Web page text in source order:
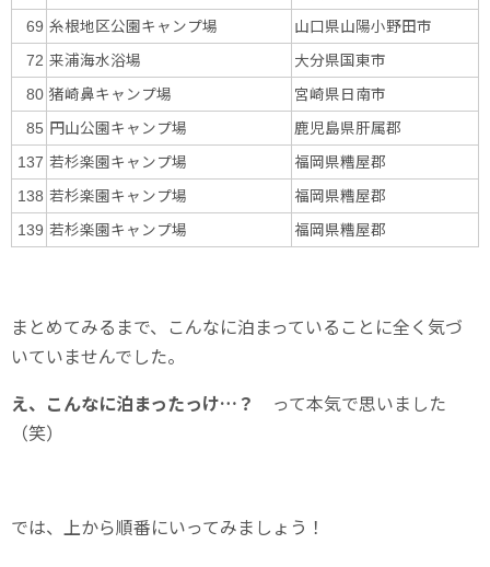
69 糸根地区公園キャンプ場 山口県山陽小野田市
72 来浦海水浴場 大分県国東市
80 猪崎鼻キャンプ場 宮崎県日南市
85 円山公園キャンプ場 鹿児島県肝属郡
137 若杉楽園キャンプ場 福岡県糟屋郡
138 若杉楽園キャンプ場 福岡県糟屋郡
139 若杉楽園キャンプ場 福岡県糟屋郡
まとめてみるまで、こんなに泊まっていることに全く気づ
いていませんでした。
え、こんなに泊まったっけ…？
って本気で思いました
（笑）
では、上から順番にいってみましょう！